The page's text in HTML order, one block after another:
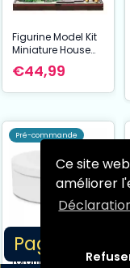
Ce site
améliorer
Page 1/14
Figurine Model Kit
Miniature House
Kanmi-dokoro
Kurihara 19 x 15
€44,99
Pré-commande
Evoretro présentoir
rotatif